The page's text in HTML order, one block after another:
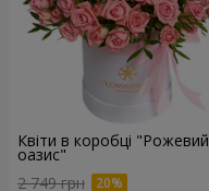
Квіти в коробці "Рожевий
оазис"
2 749 грн